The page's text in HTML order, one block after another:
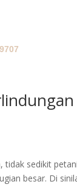
tidak sedikit
besar. Di